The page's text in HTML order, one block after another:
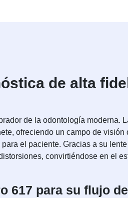
de alta
de la odontología moderna.
ofreciendo un campo de
el paciente. Gracias a su
convirtiéndose en el
617 para su flujo